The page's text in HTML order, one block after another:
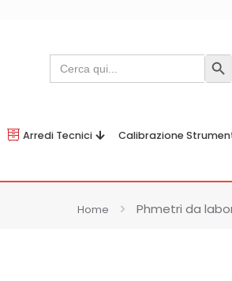
Search
for:
Arredi Tecnici Calibrazione
Home Phmetri da